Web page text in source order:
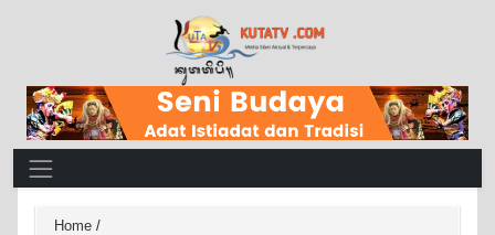
Main Navigation
Home /